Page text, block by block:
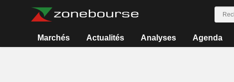
Marchés Actualités Analyses Agenda